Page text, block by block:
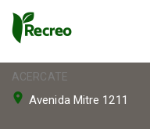
ACERCATE
Avenida Mitre 1211